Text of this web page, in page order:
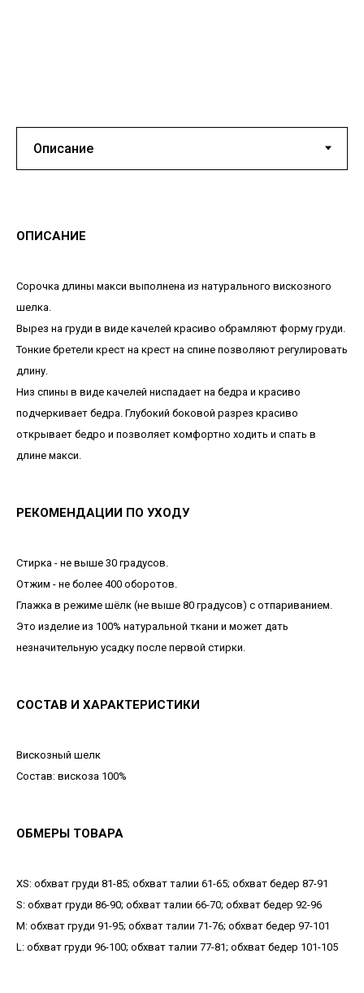
ОПИСАНИЕ
Сорочка длины макси выполнена из натурального вискозного
шелка.
Вырез на груди в виде качелей красиво обрамляют форму груди.
Тонкие бретели крест на крест на спине позволяют регулировать
длину.
Низ спины в виде качелей ниспадает на бедра и красиво
подчеркивает бедра. Глубокий боковой разрез красиво
открывает бедро и позволяет комфортно ходить и спать в
длине макси.
РЕКОМЕНДАЦИИ ПО УХОДУ
Стирка - не выше 30 градусов.
Отжим - не более 400 оборотов.
Глажка в режиме шёлк (не выше 80 градусов) с отпариванием.
Это изделие из 100% натуральной ткани и может дать
незначительную усадку после первой стирки.
СОСТАВ И ХАРАКТЕРИСТИКИ
Вискозный шелк
Состав: вискоза 100%
ОБМЕРЫ ТОВАРА
XS: обхват груди 81-85; обхват талии 61-65; обхват бедер 87-91
S: обхват груди 86-90; обхват талии 66-70; обхват бедер 92-96
М: обхват груди 91-95; обхват талии 71-76; обхват бедер 97-101
L: обхват груди 96-100; обхват талии 77-81; обхват бедер 101-105